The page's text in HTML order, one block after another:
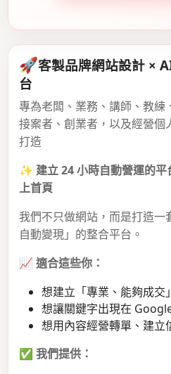
🚀客製品牌網站設計 ×
台
專為老闆、業務、講師、教練
接案者、創業者，以及經營個
打造
✨ 建立 24 小時自動營運的
上首頁
我們不只做網站，而是打造一
自動變現」的整合平台。
📈 適合這些你：
想建立「專業、能夠成交
想讓關鍵字出現在
想用內容經營轉單、建立
✅ 我們提供：